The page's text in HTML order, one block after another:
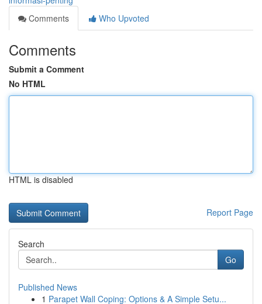
Comments
Who Upvoted
Comments
Submit a Comment
No HTML
HTML is disabled
Report Page
Search
Go
Published News
1 Parapet Wall Coping: Options & A Simple Setu...